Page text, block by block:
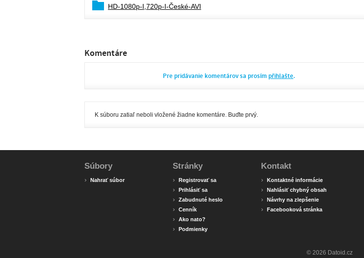
HD-1080p-I,720p-I-České-AVI
Komentáre
Pre pridávanie komentárov sa prosím přihlašte.
K súboru zatiaľ neboli vložené žiadne komentáre. Buďte prvý.
Súbory
› Nahrať súbor
Stránky
› Registrovať sa
› Prihlásiť sa
› Zabudnuté heslo
› Cenník
› Ako nato?
› Podmienky
Kontakt
› Kontaktné informácie
› Nahlásiť chybný obsah
› Návrhy na zlepšenie
› Facebooková stránka
© 2026 Datoid.cz